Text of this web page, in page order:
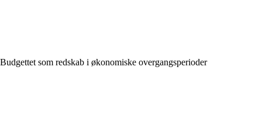
Budgettet som redskab i økonomiske overgangsperioder